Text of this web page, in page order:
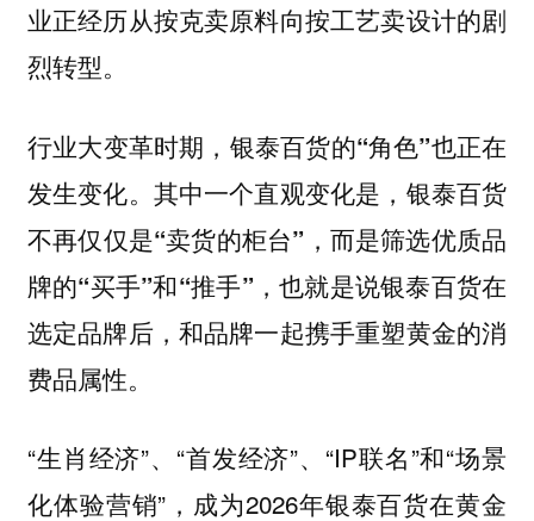
业正经历从按克卖原料向按工艺卖设计的剧
烈转型。
行业大变革时期，银泰百货的“角色”也正在
发生变化。其中一个直观变化是，银泰百货
不再仅仅是“卖货的柜台”，而是筛选优质品
牌的“买手”和“推手”，也就是说银泰百货在
选定品牌后，和品牌一起携手重塑黄金的消
费品属性。
“生肖经济”、“首发经济”、“IP联名”和“场景
化体验营销”，成为2026年银泰百货在黄金